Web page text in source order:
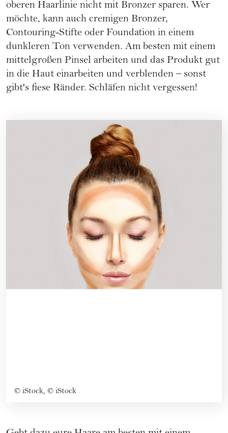
oberen Haarlinie nicht mit Bronzer sparen. Wer
möchte, kann auch cremigen Bronzer,
Contouring-Stifte oder Foundation in einem
dunkleren Ton verwenden. Am besten mit einem
mittelgroßen Pinsel arbeiten und das Produkt gut
in die Haut einarbeiten und verblenden – sonst
gibt's fiese Ränder. Schläfen nicht vergessen!
© iStock, © iStock